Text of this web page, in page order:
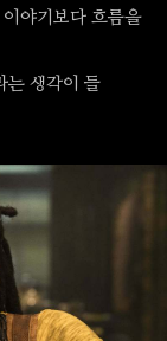
야기보다 흐름을
는 생각이 들